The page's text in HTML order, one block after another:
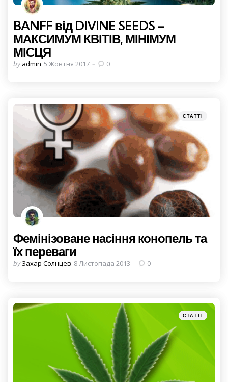
BANFF від DIVINE SEEDS –
МАКСИМУМ КВІТІВ, МІНІМУМ
МІСЦЯ
Posted
by admin 5 Жовтня 2017 0
Categories
Posted
in
СТАТТІ
Фемінізоване насіння конопель та
їх переваги
Posted
by Захар Солнцев 8 Листопада 2013 0
Categories
Posted
in
СТАТТІ